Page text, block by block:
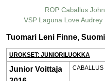
ROP Caballus
VSP Laguna Love
Tuomari Leni Finne, Suomi
UROKSET: JUNIORILUOKKA
Junior Voittaja
CABALLUS